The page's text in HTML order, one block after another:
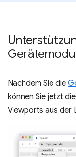
Nachdem Sie die
können Sie jetzt
Viewports aus der